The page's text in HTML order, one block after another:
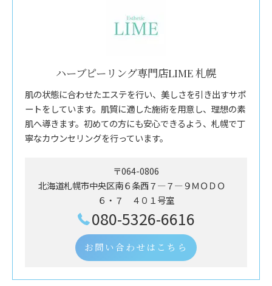
ハーブピーリング専門店LIME 札幌
肌の状態に合わせたエステを行い、美しさを引き出すサポ
ートをしています。肌質に適した施術を用意し、理想の素
肌へ導きます。初めての方にも安心できるよう、札幌で丁
寧なカウンセリングを行っています。
〒064-0806
北海道札幌市中央区南６条西７―７―９ＭＯＤＯ
６・７ ４０１号室
080-5326-6616
お問い合わせはこちら